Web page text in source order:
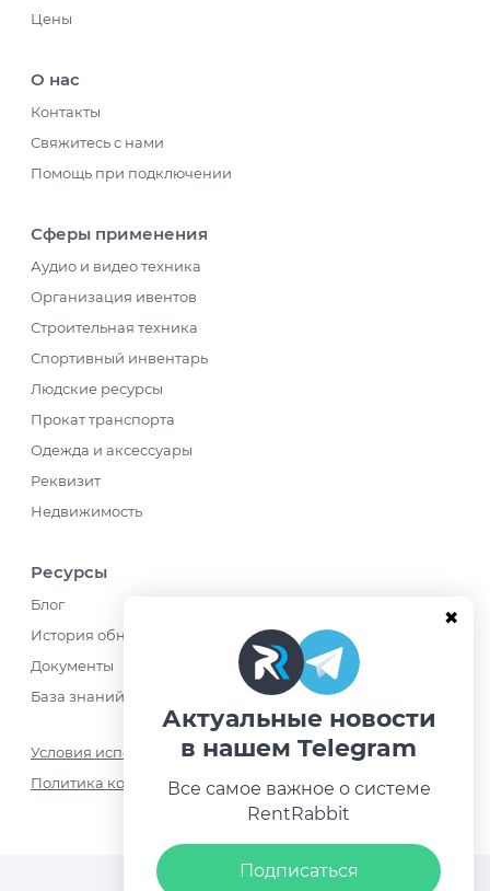
Цены
О нас
Контакты
Свяжитесь с нами
Помощь при подключении
Сферы применения
Аудио и видео техника
Организация ивентов
Строительная техника
Спортивный инвентарь
Людские ресурсы
Прокат транспорта
Одежда и аксессуары
Реквизит
Недвижимость
Ресурсы
Блог
История обновлений
Документы
База знаний
Условия использования
Политика конфиденциальности
Актуальные новости
в нашем Telegram
Все самое важное о системе
RentRabbit
Подписаться